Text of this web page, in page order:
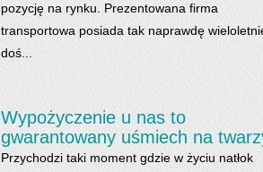
pozycję na rynku. Prezentowana firma
transportowa posiada tak naprawdę
doś...
Wypożyczenie u nas to
gwarantowany uśmiech na
Przychodzi taki moment gdzie w życiu natłok